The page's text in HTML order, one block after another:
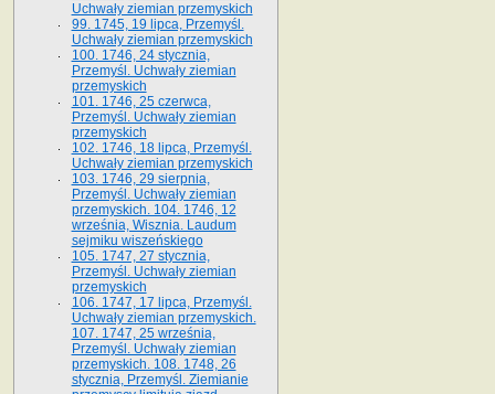
Uchwały ziemian przemyskich
99. 1745, 19 lipca, Przemyśl.
Uchwały ziemian przemyskich
100. 1746, 24 stycznia,
Przemyśl. Uchwały ziemian
przemyskich
101. 1746, 25 czerwca,
Przemyśl. Uchwały ziemian
przemyskich
102. 1746, 18 lipca, Przemyśl.
Uchwały ziemian przemyskich
103. 1746, 29 sierpnia,
Przemyśl. Uchwały ziemian
przemyskich. 104. 1746, 12
września, Wisznia. Laudum
sejmiku wiszeńskiego
105. 1747, 27 stycznia,
Przemyśl. Uchwały ziemian
przemyskich
106. 1747, 17 lipca, Przemyśl.
Uchwały ziemian przemyskich.
107. 1747, 25 września,
Przemyśl. Uchwały ziemian
przemyskich. 108. 1748, 26
stycznia, Przemyśl. Ziemianie